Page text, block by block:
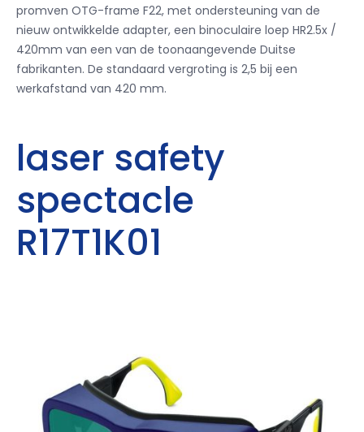
promven OTG-frame F22, met ondersteuning van de
nieuw ontwikkelde adapter, een binoculaire loep HR2.5x /
420mm van een van de toonaangevende Duitse
fabrikanten. De standaard vergroting is 2,5 bij een
werkafstand van 420 mm.
laser safety
spectacle
R17T1K01